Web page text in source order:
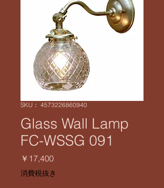
SKU： 4573226860940
Glass Wall Lamp
FC-WSSG 091
￥17,400価
格
消費税抜き